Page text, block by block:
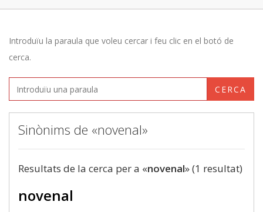
Introduïu la paraula que voleu cercar i feu clic en el botó de
cerca.
CERCA
Sinònims de «novenal»
Resultats de la cerca per a «novenal» (1 resultat)
novenal